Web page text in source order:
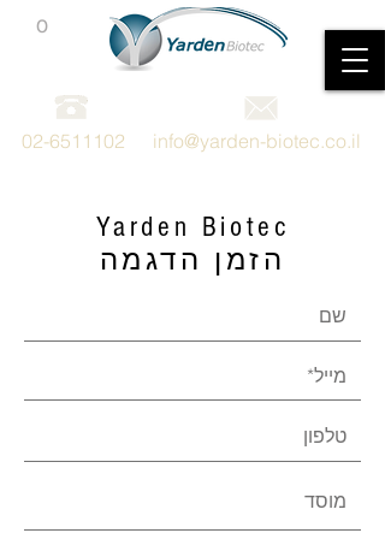
02-6511102 info@yarden-biotec.co.il
0
Yarden Biotec
הזמן הדגמה